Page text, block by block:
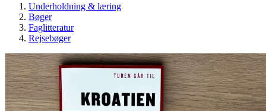
Underholdning & læring
Bøger
Faglitteratur
Rejsebøger